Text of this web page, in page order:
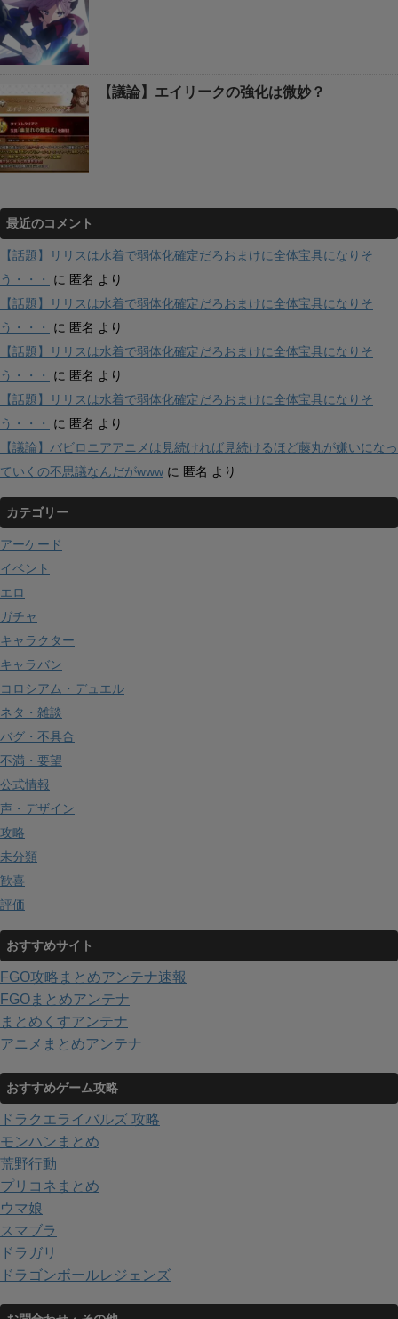
【議論】エイリークの強化は微妙？
最近のコメント
【話題】リリスは水着で弱体化確定だろおまけに全体宝具になりそ
う・・・
に 匿名 より
【話題】リリスは水着で弱体化確定だろおまけに全体宝具になりそ
う・・・
に 匿名 より
【話題】リリスは水着で弱体化確定だろおまけに全体宝具になりそ
う・・・
に 匿名 より
【話題】リリスは水着で弱体化確定だろおまけに全体宝具になりそ
う・・・
に 匿名 より
【議論】バビロニアアニメは見続ければ見続けるほど藤丸が嫌いになっ
ていくの不思議なんだがwww に 匿名 より
カテゴリー
アーケード
イベント
エロ
ガチャ
キャラクター
キャラバン
コロシアム・デュエル
ネタ・雑談
バグ・不具合
不満・要望
公式情報
声・デザイン
攻略
未分類
歓喜
評価
おすすめサイト
FGO攻略まとめアンテナ速報
FGOまとめアンテナ
まとめくすアンテナ
アニメまとめアンテナ
おすすめゲーム攻略
ドラクエライバルズ 攻略
モンハンまとめ
荒野行動
プリコネまとめ
ウマ娘
スマブラ
ドラガリ
ドラゴンボールレジェンズ